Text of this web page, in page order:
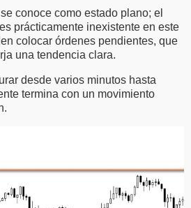
conoce como estado plano; el
prácticamente inexistente en este
colocar órdenes pendientes, que
una tendencia clara.
desde varios minutos hasta
termina con un movimiento